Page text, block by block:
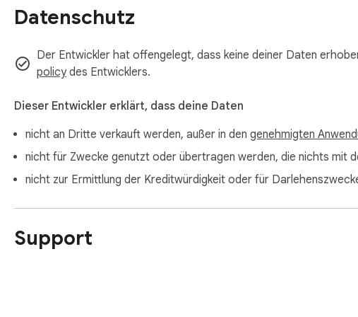
Datenschutz
Der Entwickler hat offengelegt, dass keine deiner Daten
policydes Entwicklers.
Dieser Entwickler erklärt, dass deine Daten
nicht an Dritte verkauft werden, außer in den genehmigten
nicht für Zwecke genutzt oder übertragen werden, die nichts mit
nicht zur Ermittlung der Kreditwürdigkeit oder für
Support